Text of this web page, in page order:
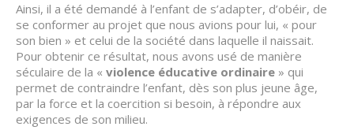
Ainsi, il a été demandé à l’enfant de s’adapter, d’obéir, de
se conformer au projet que nous avions pour lui, « pour
son bien » et celui de la société dans laquelle il naissait.
Pour obtenir ce résultat, nous avons usé de manière
séculaire de la « violence éducative ordinaire » qui
permet de contraindre l’enfant, dès son plus jeune âge,
par la force et la coercition si besoin, à répondre aux
exigences de son milieu.